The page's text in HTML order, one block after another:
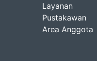
Layanan
Pustakawan
Area Anggota